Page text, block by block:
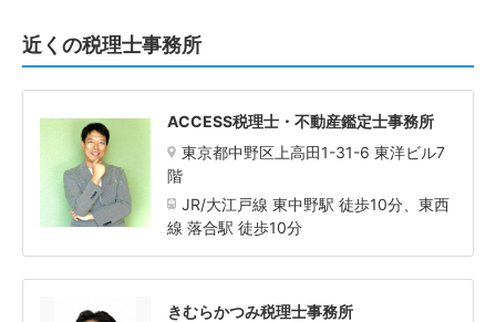
近くの税理士事務所
ACCESS税理士・不動産鑑定士事務所
東京都中野区上高田1-31-6 東洋ビル7
階
JR/大江戸線 東中野駅 徒歩10分、東西
線 落合駅 徒歩10分
きむらかつみ税理士事務所